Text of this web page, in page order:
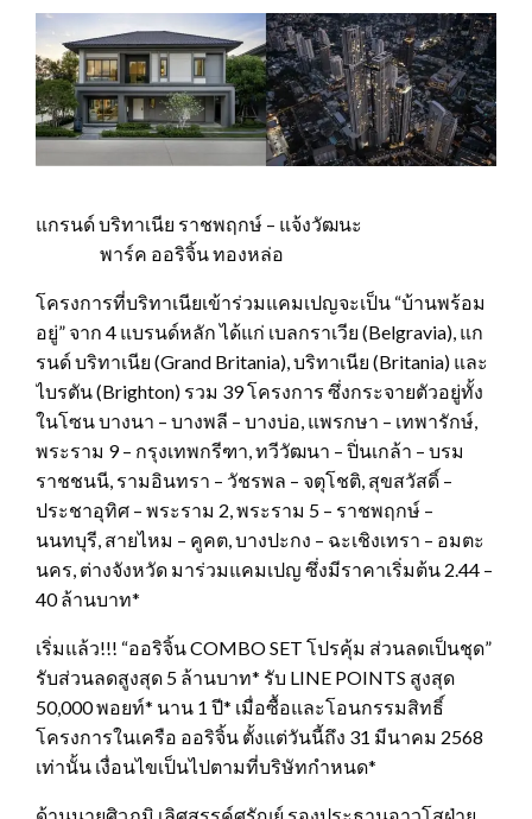
แกรนด์ บริทาเนีย ราชพฤกษ์ – แจ้งวัฒนะ
พาร์ค​ ออริจิ้น​ ทองหล่อ
โครงการที่บริทาเนียเข้าร่วมแคมเปญจะเป็น “บ้านพร้อม
อยู่” จาก 4 แบรนด์หลัก ได้แก่ เบลกราเวีย (Belgravia), แก
รนด์ บริทาเนีย (Grand Britania), บริทาเนีย (Britania) และ
ไบรตัน (Brighton) รวม 39 โครงการ ซึ่งกระจายตัวอยู่ทั้ง
ในโซน บางนา – บางพลี – บางบ่อ, แพรกษา – เทพารักษ์,
พระราม 9 – กรุงเทพกรีฑา, ทวีวัฒนา – ปิ่นเกล้า – บรม
ราชชนนี, รามอินทรา – วัชรพล – จตุโชติ, สุขสวัสดิ์ –
ประชาอุทิศ – พระราม 2, พระราม 5 – ราชพฤกษ์ –
นนทบุรี, สายไหม – คูคต, บางปะกง – ฉะเชิงเทรา – อมตะ
นคร, ต่างจังหวัด มาร่วมแคมเปญ ซึ่งมีราคาเริ่มต้น 2.44 –
40 ล้านบาท*
เริ่มแล้ว!!! “ออริจิ้น COMBO SET โปรคุ้ม ส่วนลดเป็นชุด”
รับส่วนลดสูงสุด 5 ล้านบาท* รับ LINE POINTS สูงสุด
50,000 พอยท์* นาน 1 ปี* เมื่อซื้อและโอนกรรมสิทธิ์
โครงการในเครือ ออริจิ้น ตั้งแต่วันนี้ถึง 31 มีนาคม 2568
เท่านั้น เงื่อนไขเป็นไปตามที่บริษัทกำหนด*